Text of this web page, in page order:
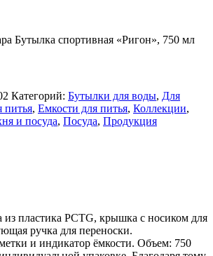
Бутылка спортивная «Ригон», 750 мл
Категорий: Бутылки для воды, Для
питья, Емкости для питья, Коллекции,
и посуда, Посуда, Продукция
из пластика PCTG, крышка с носиком для
ручка для переноски.
и индикатор ёмкости. Объем: 750